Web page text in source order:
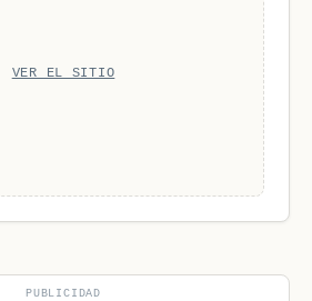
VER EL SITIO
PUBLICIDAD